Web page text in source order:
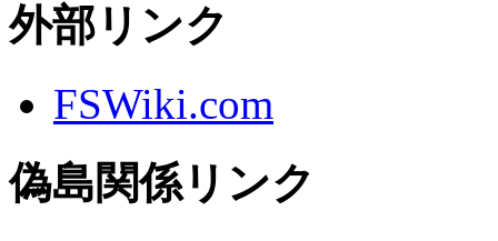
外部リンク
FSWiki.com
偽島関係リンク